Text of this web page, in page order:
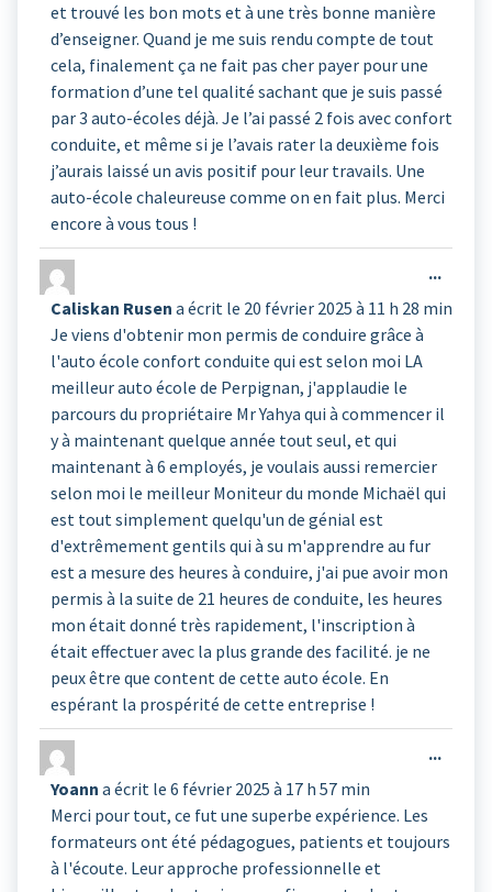
et trouvé les bon mots et à une très bonne manière
d’enseigner. Quand je me suis rendu compte de tout
cela, finalement ça ne fait pas cher payer pour une
formation d’une tel qualité sachant que je suis passé
par 3 auto-écoles déjà. Je l’ai passé 2 fois avec confort
conduite, et même si je l’avais rater la deuxième fois
j’aurais laissé un avis positif pour leur travails. Une
auto-école chaleureuse comme on en fait plus. Merci
encore à vous tous !
Caliskan Rusen a écrit le 20 février 2025 à 11 h 28 min
Je viens d'obtenir mon permis de conduire grâce à
l'auto école confort conduite qui est selon moi LA
meilleur auto école de Perpignan, j'applaudie le
parcours du propriétaire Mr Yahya qui à commencer il
y à maintenant quelque année tout seul, et qui
maintenant à 6 employés, je voulais aussi remercier
selon moi le meilleur Moniteur du monde Michaël qui
est tout simplement quelqu'un de génial est
d'extrêmement gentils qui à su m'apprendre au fur
est a mesure des heures à conduire, j'ai pue avoir mon
permis à la suite de 21 heures de conduite, les heures
mon était donné très rapidement, l'inscription à
était effectuer avec la plus grande des facilité. je ne
peux être que content de cette auto école. En
espérant la prospérité de cette entreprise !
...
cette
Yoann a écrit le 6 février 2025 à 17 h 57 min
Merci pour tout, ce fut une superbe expérience. Les
formateurs ont été pédagogues, patients et toujours
à l'écoute. Leur approche professionnelle et
...